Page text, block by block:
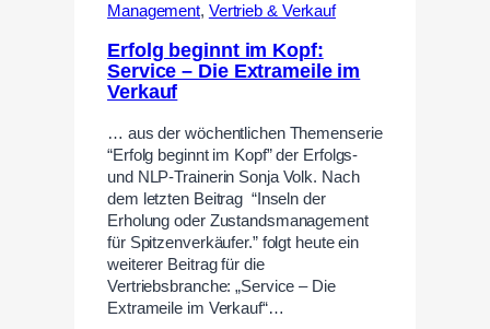
Management, Vertrieb & Verkauf
Erfolg beginnt im Kopf:
Service – Die Extrameile im
Verkauf
… aus der wöchentlichen Themenserie
“Erfolg beginnt im Kopf” der Erfolgs-
und NLP-Trainerin Sonja Volk. Nach
dem letzten Beitrag “Inseln der
Erholung oder Zustandsmanagement
für Spitzenverkäufer.” folgt heute ein
weiterer Beitrag für die
Vertriebsbranche: „Service – Die
Extrameile im Verkauf“…